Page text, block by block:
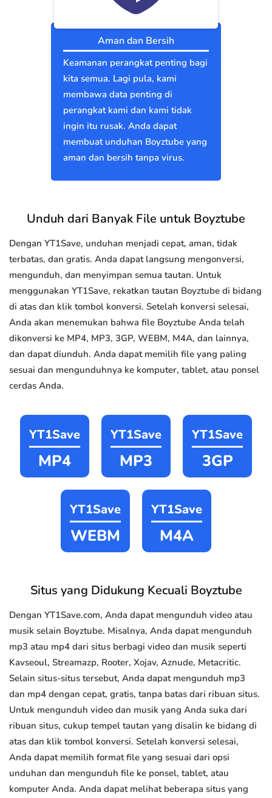
Aman dan Bersih
Keamanan perangkat penting bagi
kita semua. Lagi pula, kami
membawa data penting di
perangkat kami dan kami tidak
ingin itu rusak. Anda dapat
membuat unduhan Boyztube yang
aman dan bersih tanpa virus.
Unduh dari Banyak File untuk Boyztube
Dengan YT1Save, unduhan menjadi cepat, aman, tidak
terbatas, dan gratis. Anda dapat langsung mengonversi,
mengunduh, dan menyimpan semua tautan. Untuk
menggunakan YT1Save, rekatkan tautan Boyztube di bidang
di atas dan klik tombol konversi. Setelah konversi selesai,
Anda akan menemukan bahwa file Boyztube Anda telah
dikonversi ke MP4, MP3, 3GP, WEBM, M4A, dan lainnya,
dan dapat diunduh. Anda dapat memilih file yang paling
sesuai dan mengunduhnya ke komputer, tablet, atau ponsel
cerdas Anda.
YT1Save
MP4
YT1Save
MP3
YT1Save
3GP
YT1Save
WEBM
YT1Save
M4A
Situs yang Didukung Kecuali Boyztube
Dengan YT1Save.com, Anda dapat mengunduh video atau
musik selain Boyztube. Misalnya, Anda dapat mengunduh
mp3 atau mp4 dari situs berbagi video dan musik seperti
Kavseoul, Streamazp, Rooter, Xojav, Aznude, Metacritic.
Selain situs-situs tersebut, Anda dapat mengunduh mp3
dan mp4 dengan cepat, gratis, tanpa batas dari ribuan situs.
Untuk mengunduh video dan musik yang Anda suka dari
ribuan situs, cukup tempel tautan yang disalin ke bidang di
atas dan klik tombol konversi. Setelah konversi selesai,
Anda dapat memilih format file yang sesuai dari opsi
unduhan dan mengunduh file ke ponsel, tablet, atau
komputer Anda. Anda dapat melihat beberapa situs yang